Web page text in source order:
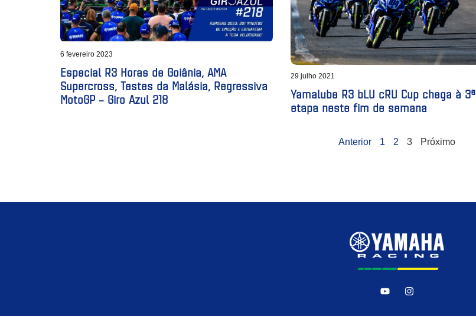
6 fevereiro 2023
Especial R3 Horas de Goiânia, AMA
Supercross, Testes da Malásia, Regressiva
MotoGP – Giro Azul 218
29 julho 2021
Yamalube R3 bLU cRU Cup chega à 3ª
etapa neste fim de semana
Anterior 1 2 3 Próximo